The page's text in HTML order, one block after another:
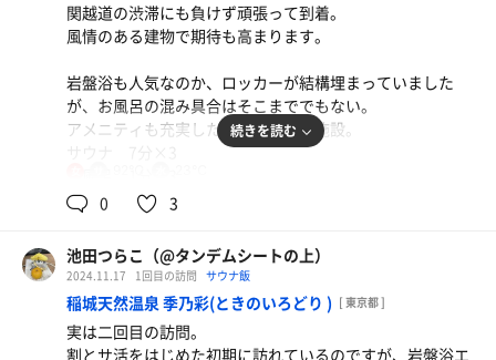
マ!
関越道の渋滞にも負けず頑張って到着。
風情のある建物で期待も高まります。
岩盤浴も人気なのか、ロッカーが結構埋まっていました
が、お風呂の混み具合はそこまででもない。
アメニティも充実したなかなか良き施設。
外気浴 3回
サ室は2段、頑張れば8人くらいはいけそうな？いい感じの
こぢんまりとした感じ。アチアチカラカラの昭和ストロン
グタイプなので、汗が出るまで少し時間がかかるけど、居
心地の悪い感じではないので、ゆったり蒸されます。
テレビが無いのも良い。
続きを読む
0 3
池田つらこ（@タンデムシートの上）
2024.11.17 1回目の訪問 サウナ飯
稲城天然温泉 季乃彩(ときのいろどり ) [ 東京都 ]
実は二回目の訪問。
割とサ活をはじめた初期に訪れているのですが、岩盤浴エ